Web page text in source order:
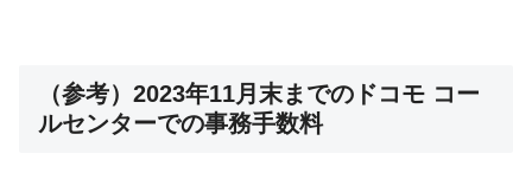
（参考）2023年11月末までのドコモ コー
ルセンターでの事務手数料